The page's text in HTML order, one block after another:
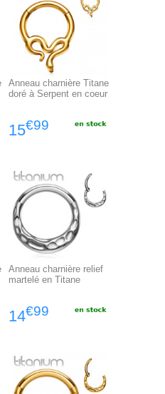
Anneau charnière Titane
doré à Serpent en coeur
15€99
Anneau charnière relief
martelé en Titane
14€99